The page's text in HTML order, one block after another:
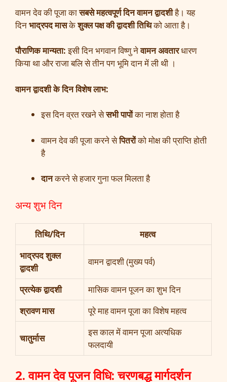
वामन देव की पूजा कासबसे महत्वपूर्ण दिनवामन द्वादशीहै। यह
दिनभाद्रपद मासकेशुक्ल पक्ष की द्वादशी तिथिको आता है।
पौराणिक मान्यता:इसी दिन भगवान विष्णु नेवामन अवतारधारण
किया था और राजा बलि से तीन पग भूमि दान में ली थी ।
वामन द्वादशी के दिन विशेष लाभ:
इस दिन व्रत रखने सेसभी पापोंका नाश होता है
वामन देव की पूजा करने सेपितरोंको मोक्ष की प्राप्ति होती
है
दानकरने से हजार गुना फल मिलता है
अन्य शुभ दिन
तिथि/दिन
महत्व
भाद्रपद शुक्ल
द्वादशी
वामन द्वादशी (मुख्य पर्व)
प्रत्येक द्वादशी
मासिक वामन पूजन का शुभ दिन
श्रावण मास
पूरे माह वामन पूजा का विशेष महत्व
चातुर्मास
इस काल में वामन पूजा अत्यधिक
फलदायी
2. वामन देव पूजन विधि: चरणबद्ध मार्गदर्शन